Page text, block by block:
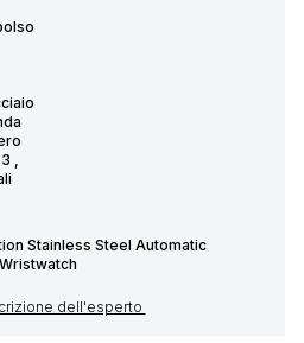
,
Stainless Steel Automatic
Wristwatch
dell'esperto